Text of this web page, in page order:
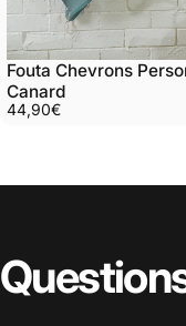
Fouta Chevrons
Canard
44,90€